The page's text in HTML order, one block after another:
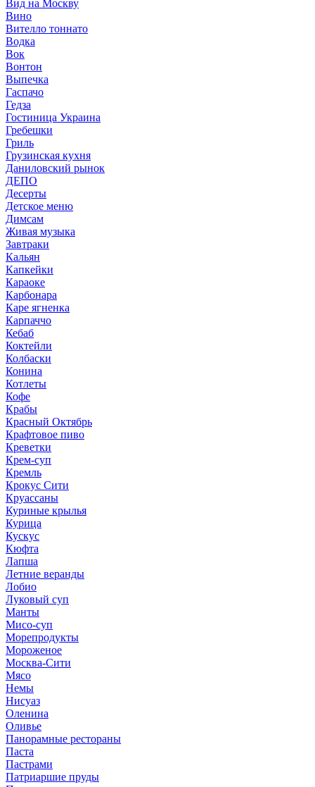
Вид на Москву
Вино
Вителло тоннато
Водка
Вок
Вонтон
Выпечка
Гаспачо
Гедза
Гостиница Украина
Гребешки
Гриль
Грузинская кухня
Даниловский рынок
ДЕПО
Десерты
Детское меню
Димсам
Живая музыка
Завтраки
Кальян
Капкейки
Караоке
Карбонара
Каре ягненка
Карпаччо
Кебаб
Коктейли
Колбаски
Конина
Котлеты
Кофе
Крабы
Красный Октябрь
Крафтовое пиво
Креветки
Крем-суп
Кремль
Крокус Сити
Круассаны
Куриные крылья
Курица
Кускус
Кюфта
Лапша
Летние веранды
Лобио
Луковый суп
Манты
Мисо-суп
Морепродукты
Мороженое
Москва-Сити
Мясо
Немы
Нисуаз
Оленина
Оливье
Панорамные рестораны
Паста
Пастрами
Патриаршие пруды